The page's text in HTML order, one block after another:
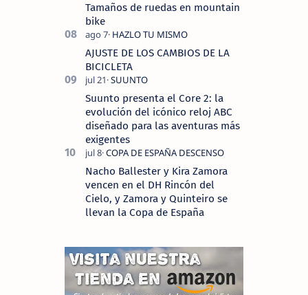
Tamaños de ruedas en mountain
bike
AJUSTE DE LOS CAMBIOS DE LA
BICICLETA
Suunto presenta el Core 2: la
evolución del icónico reloj ABC
diseñado para las aventuras más
exigentes
Nacho Ballester y Kira Zamora
vencen en el DH Rincón del
Cielo, y Zamora y Quinteiro se
llevan la Copa de España